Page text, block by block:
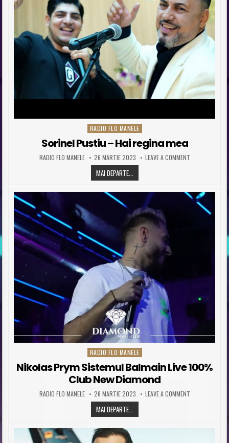
Posted in
RADIO FLO MANELE
Sorinel Pustiu – Hai regina mea
AUTHOR:
RADIO FLO MANELE PUBLISHED DATE:
26 MARTIE 2023 LEAVE A COMMENTON SORINEL
MAI DEPARTE...
Posted in
RADIO FLO MANELE
Nikolas Prym Sistemul Balmain Live 100%
Club New Diamond
AUTHOR:
RADIO FLO MANELE PUBLISHED DATE:
26 MARTIE 2023 LEAVE A COMMENTON NIKOLAS
MAI DEPARTE...